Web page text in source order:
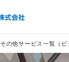
その他サービス一覧（ビ